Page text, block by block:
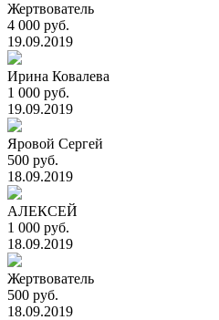
Жертвователь
4 000 руб.
19.09.2019
Ирина Ковалева
1 000 руб.
19.09.2019
Яровой Сергей
500 руб.
18.09.2019
АЛЕКСЕЙ
1 000 руб.
18.09.2019
Жертвователь
500 руб.
18.09.2019